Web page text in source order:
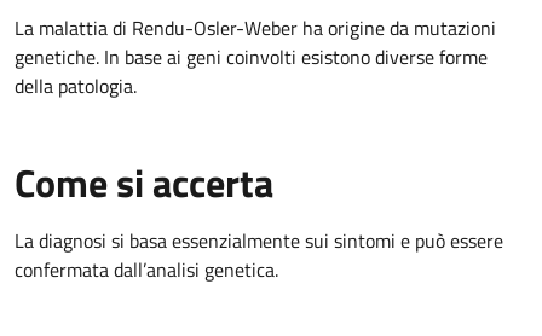
La malattia di Rendu-Osler-Weber ha origine da mutazioni
genetiche. In base ai geni coinvolti esistono diverse forme
della patologia.
Come si accerta
La diagnosi si basa essenzialmente sui sintomi e può essere
confermata dall’analisi genetica.